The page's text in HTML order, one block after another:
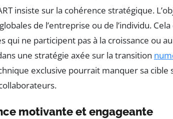
insiste sur la cohérence stratégique.
de l’entreprise ou de l’individu.
ne participent pas à la croissance ou au
une stratégie axée sur la transition
exclusive pourrait manquer sa cible
motivante et engageante